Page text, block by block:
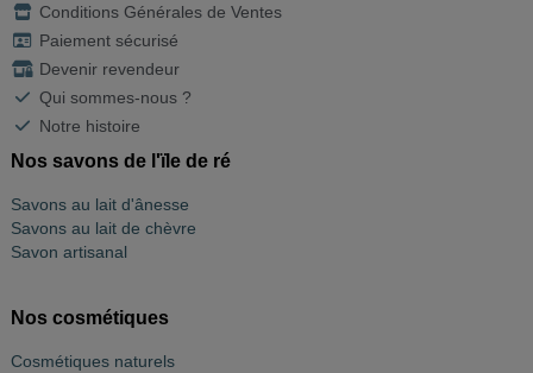
Conditions Générales de Ventes
Paiement sécurisé
Devenir revendeur
Qui sommes-nous ?
Notre histoire
Nos savons de l'ïle de ré
Savons au lait d'ânesse
Savons au lait de chèvre
Savon artisanal
Nos cosmétiques
Cosmétiques naturels